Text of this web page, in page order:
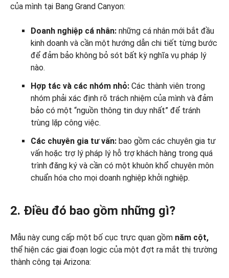
của mình tại Bang Grand Canyon:
Doanh nghiệp cá nhân: những cá nhân mới bắt đầu
kinh doanh và cần một hướng dẫn chi tiết từng bước
để đảm bảo không bỏ sót bất kỳ nghĩa vụ pháp lý
nào.
Hợp tác và các nhóm nhỏ: Các thành viên trong
nhóm phải xác định rõ trách nhiệm của mình và đảm
bảo có một “nguồn thông tin duy nhất” để tránh
trùng lặp công việc.
Các chuyên gia tư vấn: bao gồm các chuyên gia tư
vấn hoặc trợ lý pháp lý hỗ trợ khách hàng trong quá
trình đăng ký và cần có một khuôn khổ chuyên môn
chuẩn hóa cho mọi doanh nghiệp khởi nghiệp.
2. Điều đó bao gồm những gì?
Mẫu này cung cấp một bố cục trực quan gồm năm cột,
thể hiện các giai đoạn logic của một đợt ra mắt thị trường
thành công tại Arizona: